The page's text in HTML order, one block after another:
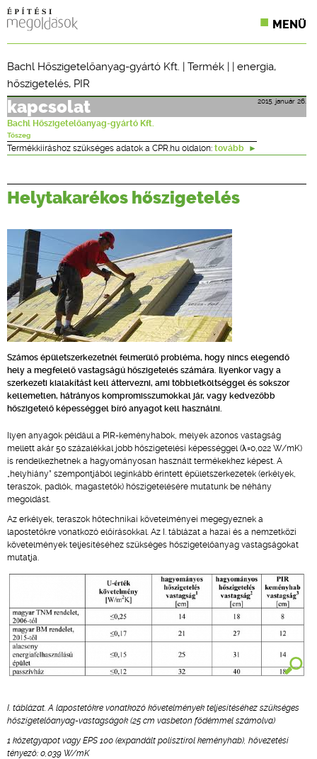
MENÜ
CPR TERMÉKKIÍRÁS
ÉPÍTÉSI JOG
ONLINE KÉPZÉSEK
TERVEZÉSI SEGÉDLETEK
Bachl Hőszigetelőanyag-gyártó Kft. | Termék | | energia,
hőszigetelés, PIR
2015. január 26.
kapcsolat
Bachl Hőszigetelőanyag-gyártó Kft.
Tószeg
Termékkiíráshoz szükséges adatok a CPR.hu oldalon: tovább
Helytakarékos hőszigetelés
Számos épületszerkezetnél felmerülő probléma, hogy nincs elegendő
hely a megfelelő vastagságú hőszigetelés számára. Ilyenkor vagy a
szerkezeti kialakítást kell áttervezni, ami többletköltséggel és sokszor
kellemetlen, hátrányos kompromisszumokkal jár, vagy kedvezőbb
hőszigetelő képességgel bíró anyagot kell használni.
Ilyen anyagok például a PIR-keményhabok, melyek azonos vastagság
mellett akár 50 százalékkal jobb hőszigetelési képességgel (λ=0,022 W/mK)
is rendelkezhetnek a hagyományosan használt termékekhez képest. A
„helyhiány” szempontjából leginkább érintett épületszerkezetek (erkélyek,
teraszok, padlók, magastetők) hőszigetelésére mutatunk be néhány
megoldást.
Az erkélyek, teraszok hőtechnikai követelményei megegyeznek a
lapostetőkre vonatkozó előírásokkal. Az I. táblázat a hazai és a nemzetközi
követelmények teljesítéséhez szükséges hőszigetelőanyag vastagságokat
mutatja.
I. táblázat. A lapostetőkre vonatkozó követelmények teljesítéséhez szükséges
hőszigetelőanyag-vastagságok (25 cm vasbeton födémmel számolva)
1 kőzetgyapot vagy EPS 100 (expandált polisztirol keményhab), hővezetési
tényező: 0,039 W/mK